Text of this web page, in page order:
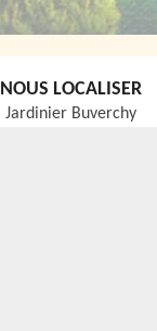
NOUS LOCALISER
Jardinier Buverchy